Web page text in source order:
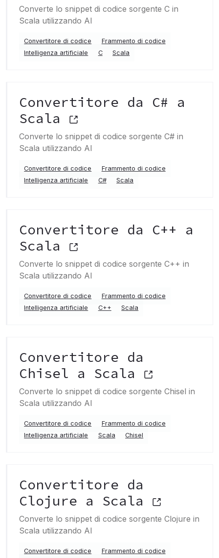
Converte lo snippet di codice sorgente C in
Scala utilizzando AI
Convertitore di codice
Frammento di codice
Intelligenza artificiale
C Scala
Convertitore da C# a
Scala
Converte lo snippet di codice sorgente C# in
Scala utilizzando AI
Convertitore di codice
Frammento di codice
Intelligenza artificiale
C# Scala
Convertitore da C++ a
Scala
Converte lo snippet di codice sorgente C++ in
Scala utilizzando AI
Convertitore di codice
Frammento di codice
Intelligenza artificiale
C++ Scala
Convertitore da
Chisel a Scala
Converte lo snippet di codice sorgente Chisel in
Scala utilizzando AI
Convertitore di codice
Frammento di codice
Intelligenza artificiale
Scala Chisel
Convertitore da
Clojure a Scala
Converte lo snippet di codice sorgente Clojure in
Scala utilizzando AI
Convertitore di codice Frammento di codice